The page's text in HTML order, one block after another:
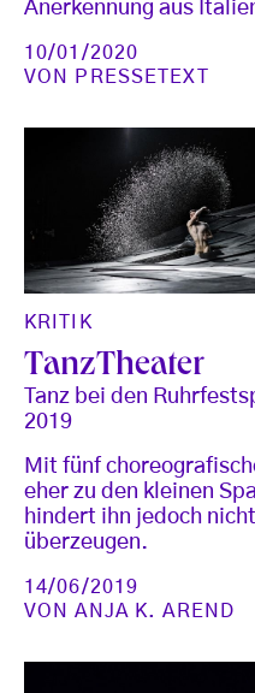
Anerkennung aus
10/01/2020
VON
PRESSETEXT
KRITIK
TanzTheater
Tanz bei den
2019
Mit fünf
eher zu den kleinen
hindert ihn jedoch
überzeugen.
14/06/2019
VONANJA K. AREND